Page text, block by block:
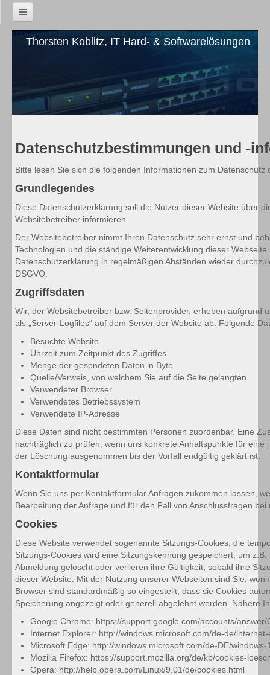
Thorsten Koblitz, IT Hard- & Softwarelösungen
Home
Dienstleistungen
Software-Entwicklung
Netzwerkbetreuung
Firewall und VPN
EDV-Ausstattung
Beratung (Consulting)
PC-Service für Privatkunden
Terminplanungstool
Zugferd / XRechnung Erweiterung für orgaMAX
Kontakt
Datenschutz
Impressum
Datenschutzbestimmungen und -
Bitte lesen Sie sich die folgenden Informationen zum Datenschutz
Grundlegendes
Diese Datenschutzerklärung soll die Nutzer dieser Website über
Websitebetreiber informieren.
Der Websitebetreiber nimmt Ihren Datenschutz sehr ernst und
Technologien und die ständige Weiterentwicklung dieser
Datenschutzerklärung in regelmäßigen Abständen wieder
DSGVO.
Zugriffsdaten
Wir, der Websitebetreiber bzw. Seitenprovider, erheben aufgrund
als „Server-Logfiles“ auf dem Server der Website ab. Folgende
Besuchte Website
Uhrzeit zum Zeitpunkt des Zugriffes
Menge der gesendeten Daten in Byte
Quelle/Verweis, von welchem Sie auf die Seite gelangten
Verwendeter Browser
Verwendetes Betriebssystem
Verwendete IP-Adresse
Diese Daten sind nicht bestimmten Personen zuordenbar. Eine
nachträglich zu prüfen, wenn uns konkrete Anhaltspunkte für
der Löschung ausgenommen bis der Vorfall endgültig geklärt ist.
Kontaktformular
Wenn Sie uns per Kontaktformular Anfragen zukommen lassen,
Bearbeitung der Anfrage und für den Fall von Anschlussfragen
Cookies
Diese Website verwendet sogenannte Sitzungs-Cookies, die
Sitzungs-Cookies wird eine Sitzungskennung gespeichert, um
Abmeldung gelöscht oder verlieren ihre Gültigkeit, sobald ihre
dieser Website. Mit der Nutzung unserer Webseiten sind Sie,
Browser sind standardmäßig so eingestellt, dass sie Cookies
Speicherung angezeigt oder generell abgelehnt werden. Nähere
Google Chrome: https://support.google.com/accounts/answer/
Internet Explorer: http://windows.microsoft.com/de-de/
Microsoft Edge: http://windows.microsoft.com/de-DE/
Mozilla Firefox: https://support.mozilla.org/de/kb/cookies-
Opera: http://help.opera.com/Linux/9.01/de/cookies.html